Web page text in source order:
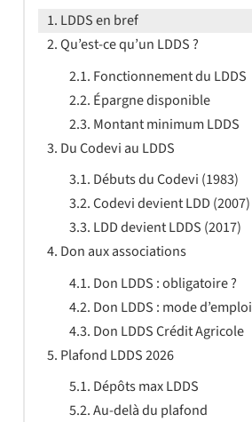
LDDS en bref
Qu’est-ce qu’un LDDS ?
Fonctionnement du LDDS
Épargne disponible
Montant minimum LDDS
Du Codevi au LDDS
Débuts du Codevi (1983)
Codevi devient LDD (2007)
LDD devient LDDS (2017)
Don aux associations
Don LDDS : obligatoire ?
Don LDDS : mode d’emploi
Don LDDS Crédit Agricole
Plafond LDDS 2026
Dépôts max LDDS
Au-delà du plafond